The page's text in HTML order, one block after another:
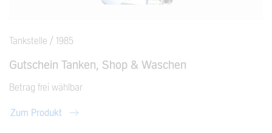
Tankstelle / 1985
Gutschein Tanken, Shop & Waschen
Betrag frei wählbar
Zum Produkt